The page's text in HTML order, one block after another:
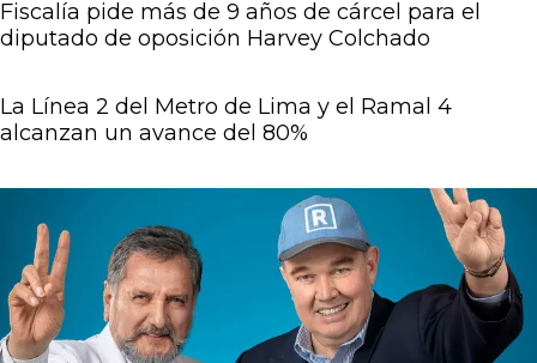
Fiscalía pide más de 9 años de cárcel para el
diputado de oposición Harvey Colchado
La Línea 2 del Metro de Lima y el Ramal 4
alcanzan un avance del 80%